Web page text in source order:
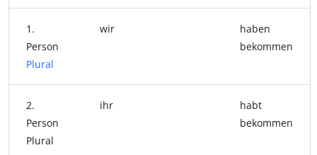
1.
Person
Plural
wir
haben
bekommen
2.
Person
Plural
ihr
habt
bekommen